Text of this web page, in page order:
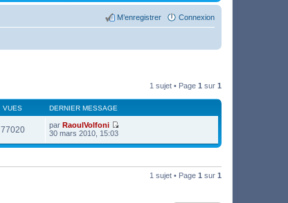
Connexion
M’enregistrer
1 sujet • Page 1 sur 1
VUES DERNIER MESSAGE
77020 par RaoulVolfoni
i
l
30 mars 2010, 15:03
1 sujet • Page 1 sur 1